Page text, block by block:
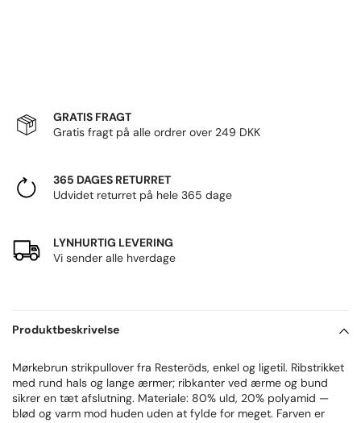
GRATIS FRAGT
Gratis fragt på alle ordrer over 249 DKK
365 DAGES RETURRET
Udvidet returret på hele 365 dage
LYNHURTIG LEVERING
Vi sender alle hverdage
Produktbeskrivelse
Mørkebrun strikpullover fra Resteröds, enkel og ligetil. Ribstrikket
med rund hals og lange ærmer; ribkanter ved ærme og bund
sikrer en tæt afslutning. Materiale: 80% uld, 20% polyamid —
blød og varm mod huden uden at fylde for meget. Farven er